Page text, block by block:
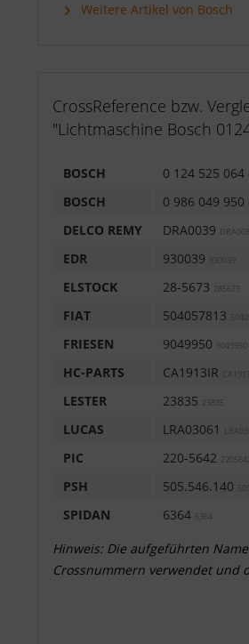
Weitere Artikel von Bosch
CrossReference bzw.
"Lichtmaschine Bosch
BOSCH 0 124 525 064
BOSCH 0 986 049 950
DELCO REMY DRA0039 DRA0039
EDR 930039
ELSTOCK 28-5673 285673
FIAT 504057813
FRIESEN 9049950 9049950
HC-PARTS CA1913IR
LESTER 23835 23835
LUCAS LRA03061
PIC 220-5642 2205642
PSH 505.546.140
SPIDAN 6364 6364
Hinweis: Die aufgeführten
Crossnummern verwendet und